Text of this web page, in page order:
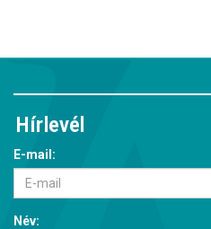
Hírlevél
E-mail:
Név: